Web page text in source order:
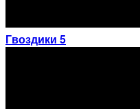
Гвоздики 5